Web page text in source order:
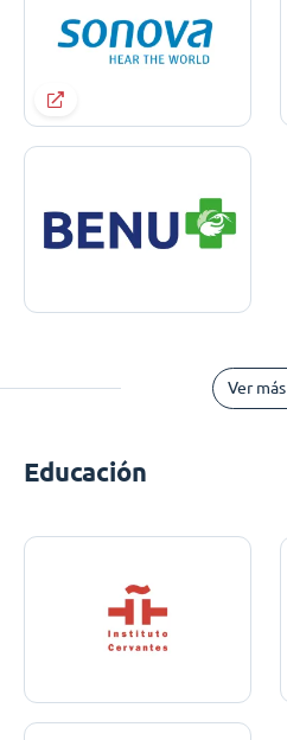
Ver más
Educación